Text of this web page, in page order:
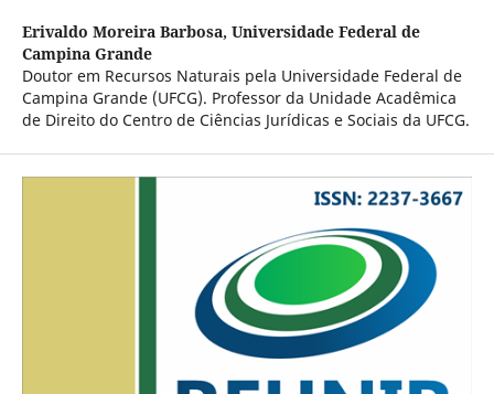
Erivaldo Moreira Barbosa, Universidade Federal de
Campina Grande
Doutor em Recursos Naturais pela Universidade Federal de
Campina Grande (UFCG). Professor da Unidade Acadêmica
de Direito do Centro de Ciências Jurídicas e Sociais da UFCG.